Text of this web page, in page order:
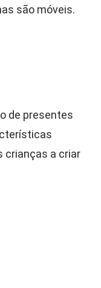
são móveis.
de presentes
crianças a criar